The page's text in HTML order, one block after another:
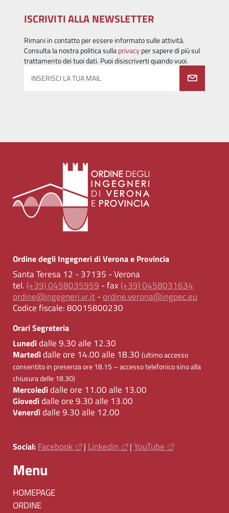
ISCRIVITI ALLA NEWSLETTER
Rimani in contatto per essere informato sulle attività.
Consulta la nostra politica sullaprivacyper sapere di più sul
trattamento dei tuoi dati. Puoi disiscriverti quando vuoi.
INSERISCI LA TUA MAIL
Ordine degli Ingegneri di Verona e Provincia
Santa Teresa 12 - 37135 - Verona
tel. (+39) 0458035959 - fax (+39) 0458031634
ordine@ingegneri.vr.it-ordine.verona@ingpec.eu
Codice fiscale:80015800230
Orari Segreteria
Lunedìdalle 9.30 alle 12.30
Martedìdalle ore 14.00 alle 18.30 (ultimo accesso
consentito in presenza ore 18.15 – accesso telefonico sino alla
chiusura delle 18.30)
Mercoledìdalle ore 11.00 alle 13.00
Giovedìdalle ore 9.30 alle 13.00
Venerdìdalle 9.30 alle 12.00
Social: Facebook | Linkedin | YouTube
Menu
HOMEPAGE
ORDINE